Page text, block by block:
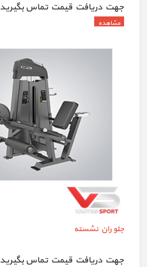
جهت دريافت قيمت تماس بگيريد
جلو ران نشسته
جهت دريافت قيمت تماس بگيريد